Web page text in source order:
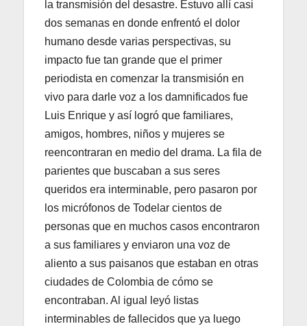
la transmisión del desastre. Estuvo allí casi
dos semanas en donde enfrentó el dolor
humano desde varias perspectivas, su
impacto fue tan grande que el primer
periodista en comenzar la transmisión en
vivo para darle voz a los damnificados fue
Luis Enrique y así logró que familiares,
amigos, hombres, niños y mujeres se
reencontraran en medio del drama. La fila de
parientes que buscaban a sus seres
queridos era interminable, pero pasaron por
los micrófonos de Todelar cientos de
personas que en muchos casos encontraron
a sus familiares y enviaron una voz de
aliento a sus paisanos que estaban en otras
ciudades de Colombia de cómo se
encontraban. Al igual leyó listas
interminables de fallecidos que ya luego